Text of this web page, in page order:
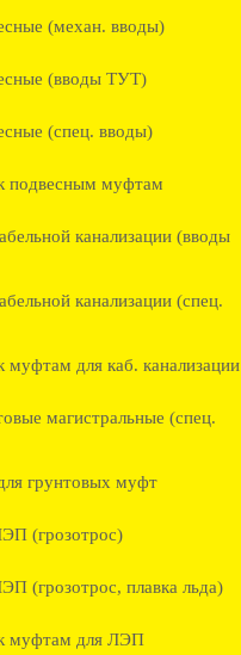
(механ. вводы)
(вводы ТУТ)
(спец. вводы)
подвесным муфтам
канализации (вводы
канализации (спец.
муфтам для каб. канализации
магистральные (спец.
грунтовых муфт
(грозотрос)
(грозотрос, плавка льда)
муфтам для ЛЭП